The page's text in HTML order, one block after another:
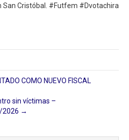
San Cristóbal. #Futfem #Dvotachira
COMO NUEVO FISCAL
sin víctimas –
2026 →